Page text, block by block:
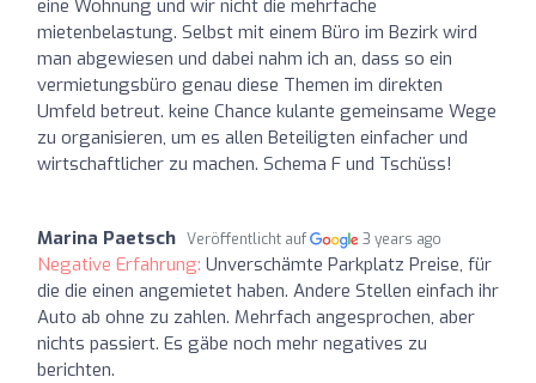
eine Wohnung und wir nicht die mehrfache
mietenbelastung. Selbst mit einem Büro im Bezirk wird
man abgewiesen und dabei nahm ich an, dass so ein
vermietungsbüro genau diese Themen im direkten
Umfeld betreut. keine Chance kulante gemeinsame Wege
zu organisieren, um es allen Beteiligten einfacher und
wirtschaftlicher zu machen. Schema F und Tschüss!
Marina Paetsch Veröffentlicht auf 3 years ago
Negative Erfahrung: Unverschämte Parkplatz Preise, für
die die einen angemietet haben. Andere Stellen einfach ihr
Auto ab ohne zu zahlen. Mehrfach angesprochen, aber
nichts passiert. Es gäbe noch mehr negatives zu
berichten.